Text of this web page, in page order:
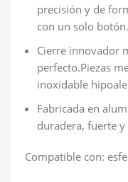
precisión y de
con un solo botón.
Cierre innovador
perfecto.Piezas
inoxidable
Fabricada en
duradera, fuerte y
Compatible con: